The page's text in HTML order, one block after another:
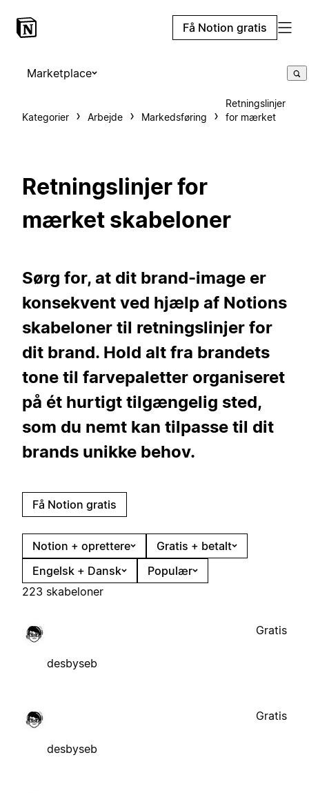
Få Notion gratis
Marketplace
Kategorier Arbejde Markedsføring
Retningslinjer
for mærket
Retningslinjer for
mærket skabeloner
Sørg for, at dit brand-image er
konsekvent ved hjælp af Notions
skabeloner til retningslinjer for
dit brand. Hold alt fra brandets
tone til farvepaletter organiseret
på ét hurtigt tilgængelig sted,
som du nemt kan tilpasse til dit
brands unikke behov.
Få Notion gratis
Notion + oprettere
Gratis + betalt
Engelsk + Dansk
Populær
223 skabeloner
desbyseb
Gratis
desbyseb
Gratis